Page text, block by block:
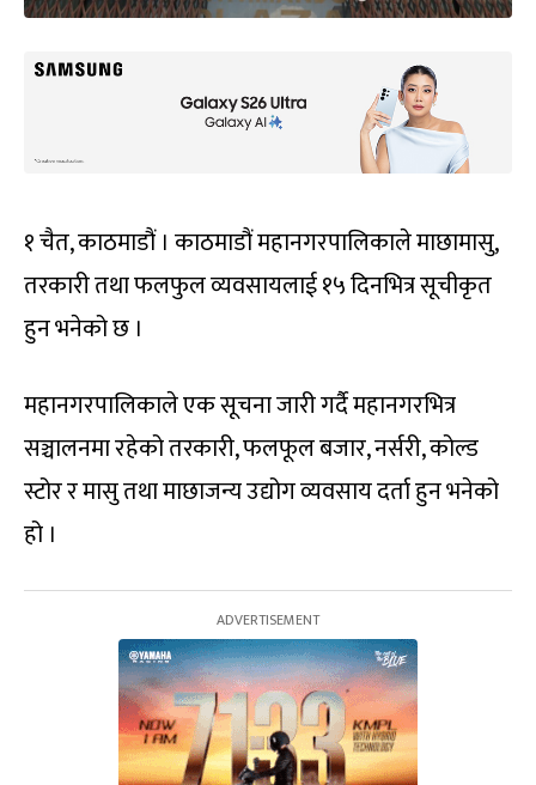
१ चैत, काठमाडौं । काठमाडौं महानगरपालिकाले माछामासु,
तरकारी तथा फलफुल व्यवसायलाई १५ दिनभित्र सूचीकृत
हुन भनेको छ ।
महानगरपालिकाले एक सूचना जारी गर्दै महानगरभित्र
सञ्चालनमा रहेको तरकारी, फलफूल बजार, नर्सरी, कोल्ड
स्टोर र मासु तथा माछाजन्य उद्योग व्यवसाय दर्ता हुन भनेको
हो ।